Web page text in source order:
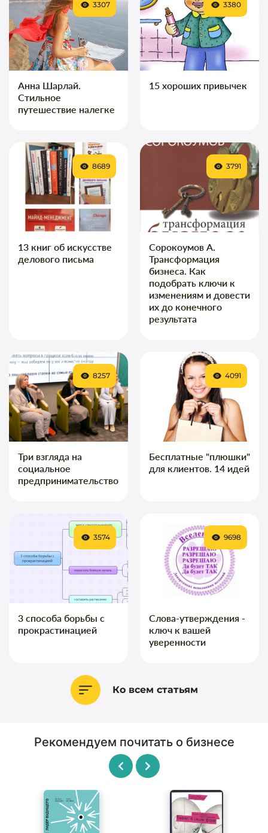
Анна Шарлай.
Стильное
путешествие налегке
3307
15 хороших привычек
3380
13 книг об искусстве
делового письма
8689
Сорокоумов А.
Трансформация
бизнеса. Как
подобрать ключи к
изменениям и довести
их до конечного
результата
3791
Три взгляда на
социальное
предпринимательство
8257
Бесплатные "плюшки"
для клиентов. 14 идей
4091
3 способа борьбы с
прокрастинацией
3574
Слова-утверждения -
ключ к вашей
уверенности
9698
Ко всем статьям
Рекомендуем почитать о бизнесе